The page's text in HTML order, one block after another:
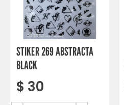
STIKER 269 ABSTRACTA
BLACK
$ 30